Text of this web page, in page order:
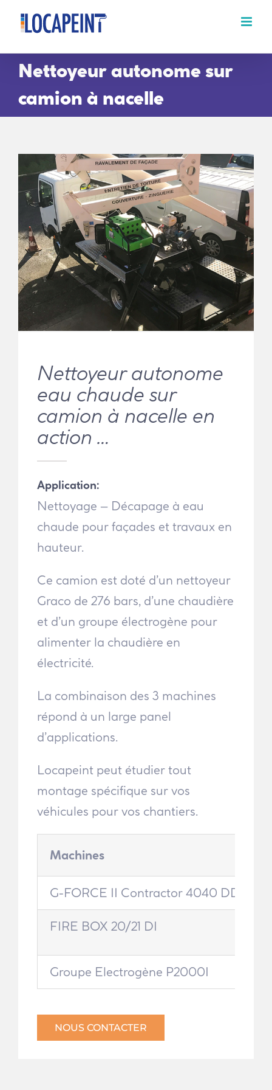
Passer
contenu
Nettoyeur autonome sur
camion à nacelle
Nettoyeur autonome
eau chaude sur
camion à nacelle en
action …
Application:
Nettoyage – Décapage à eau
chaude pour façades et travaux en
hauteur.
Ce camion est doté d’un nettoyeur
Graco de 276 bars, d’une chaudière
et d’un groupe électrogène pour
alimenter la chaudière en
électricité.
La combinaison des 3 machines
répond à un large panel
d’applications.
Locapeint peut étudier tout
montage spécifique sur vos
véhicules pour vos chantiers.
Machines
G-FORCE II Contractor 4040 DD
FIRE BOX 20/21 DI
Groupe Electrogène P2000I
NOUS CONTACTER